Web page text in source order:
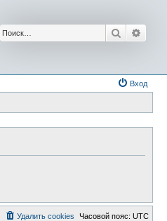
Поиск
Вход
Часовой пояс: UTC
Удалить cookies